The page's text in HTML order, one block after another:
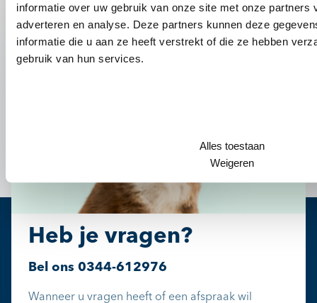
informatie over uw gebruik van onze site met onze partners
adverteren en analyse. Deze partners kunnen deze
informatie die u aan ze heeft verstrekt of die ze hebben
gebruik van hun services.
Alles toestaan
Weigeren
Heb je vragen?
Bel ons 0344-612976
Wanneer u vragen heeft of een afspraak wil